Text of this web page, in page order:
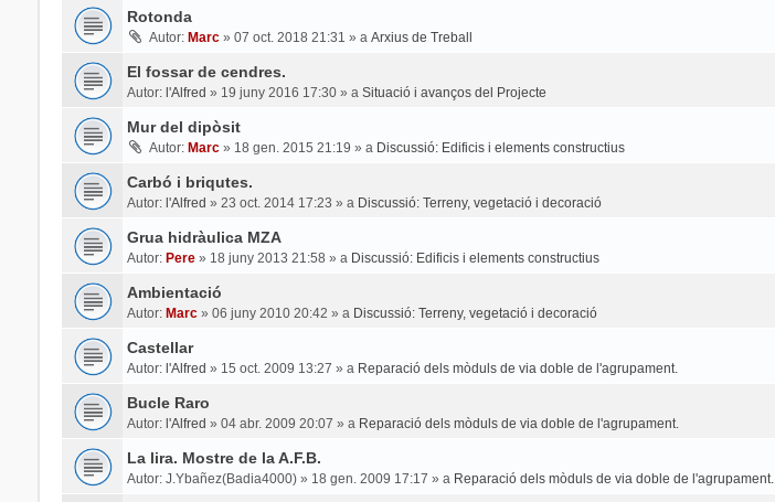
Rotonda
Autor: Marc» 07 oct. 2018 21:31 » a Arxius de Treball
El fossar de cendres.
Autor: l'Alfred » 19 juny 2016 17:30» a Situació i avanços del Projecte
Mur del dipòsit
Autor: Marc» 18 gen. 2015 21:19 » a Discussió: Edificis i elements constructius
Carbó i briqutes.
Autor: l'Alfred » 23 oct. 2014 17:23 » a Discussió: Terreny, vegetació i decoració
Grua hidràulica MZA
Autor: Pere» 18 juny 2013 21:58 » a Discussió: Edificis i elements constructius
Ambientació
Autor: Marc» 06 juny 2010 20:42 » a Discussió: Terreny, vegetació i decoració
Castellar
Autor: l'Alfred » 15 oct. 2009 13:27 » a Reparació dels mòduls de via doble de l'agrupament.
Bucle Raro
Autor: l'Alfred » 04 abr. 2009 20:07 » a Reparació dels mòduls de via doble de l'agrupament.
La lira. Mostre de la A.F.B.
Autor: J.Ybañez(Badia4000)» 18 gen. 2009 17:17 » a Reparació dels mòduls de via doble de l'agrupament.